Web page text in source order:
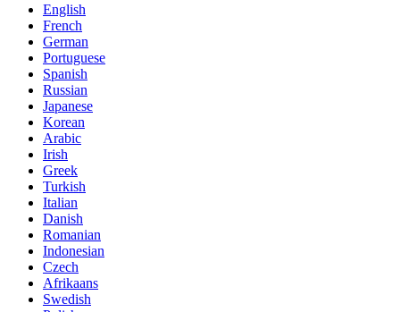
English
French
German
Portuguese
Spanish
Russian
Japanese
Korean
Arabic
Irish
Greek
Turkish
Italian
Danish
Romanian
Indonesian
Czech
Afrikaans
Swedish